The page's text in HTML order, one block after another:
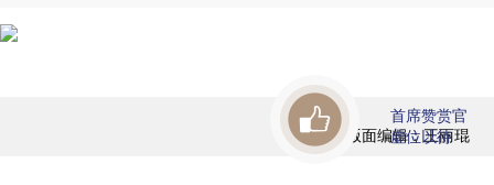
版面编辑：王丽琨
首席赞赏官
虚位以待